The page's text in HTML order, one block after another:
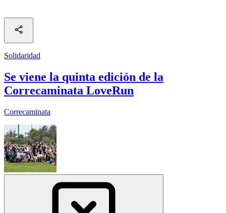
Solidaridad
Se viene la quinta edición de la
Correcaminata LoveRun
Correcaminata